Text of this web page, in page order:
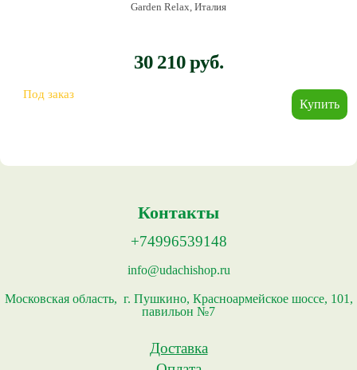
Garden Relax, Италия
30 210 руб.
Под заказ
Контакты
+74996539148
info@udachishop.ru
Московская область, г. Пушкино, Красноармейское шоссе, 101,
павильон №7
Доставка